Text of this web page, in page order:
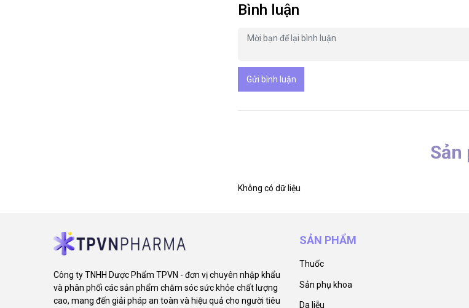
Bình luận
Gửi bình luận
Sản
Không có dữ liệu
Công ty TNHH Dược Phẩm TPVN - đơn vị chuyên nhập khẩu
và phân phối các sản phẩm chăm sóc sức khỏe chất lượng
cao, mang đến giải pháp an toàn và hiệu quả cho người tiêu
SẢN PHẨM
Thuốc
Sản phụ khoa
Da liễu